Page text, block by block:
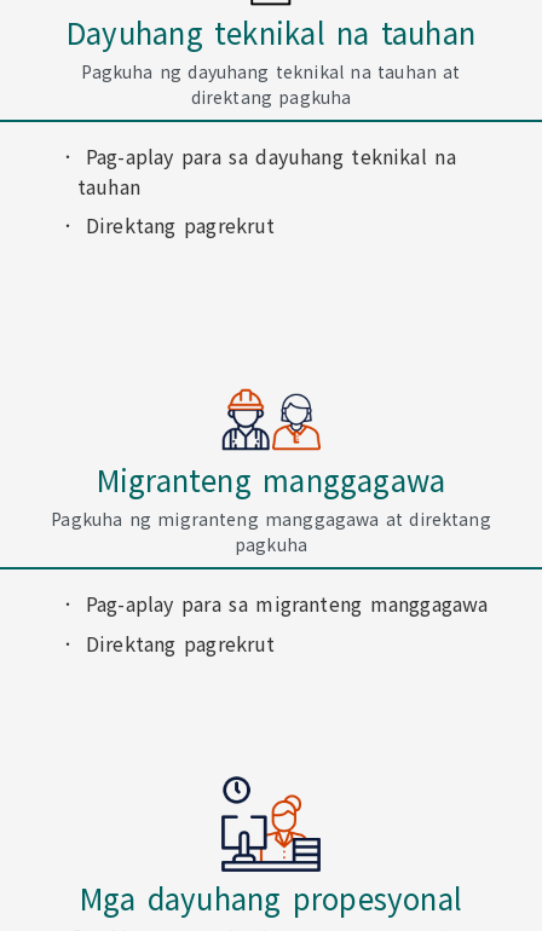
Dayuhang teknikal na tauhan
Pagkuha ng dayuhang teknikal na tauhan at
direktang pagkuha
Pag-aplay para sa dayuhang teknikal na
tauhan
Direktang pagrekrut
Migranteng manggagawa
Pagkuha ng migranteng manggagawa at direktang
pagkuha
Pag-aplay para sa migranteng manggagawa
Direktang pagrekrut
Mga dayuhang propesyonal